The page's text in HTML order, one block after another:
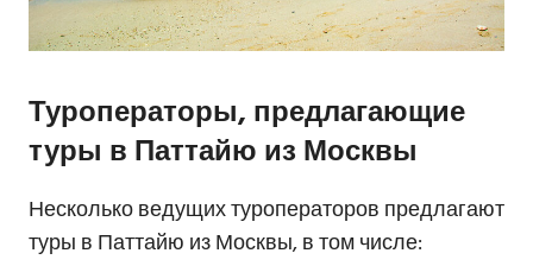
Туроператоры, предлагающие
туры в Паттайю из Москвы
Несколько ведущих туроператоров предлагают
туры в Паттайю из Москвы, в том числе: